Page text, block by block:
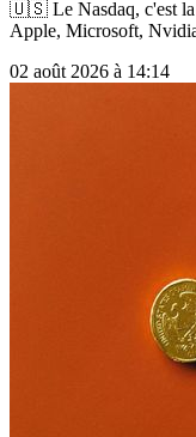
🇺🇸 Le Nasdaq, c'est la
Apple, Microsoft,
02 août 2026 à 14:14